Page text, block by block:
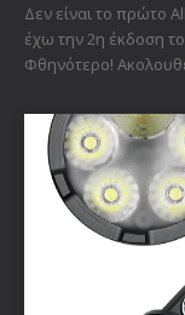
Δεν είναι το πρώτο
έχω την 2η έκδοση
Φθηνότερο!